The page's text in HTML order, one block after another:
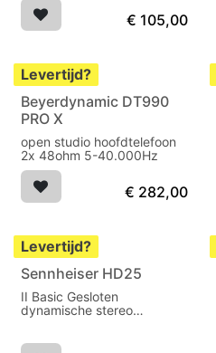
€ 105,00
Levertijd?
Beyerdynamic DT990
PRO X
open studio hoofdtelefoon
2x 48ohm 5-40.000Hz
€ 282,00
Levertijd?
Sennheiser HD25
II Basic Gesloten
dynamische stereo